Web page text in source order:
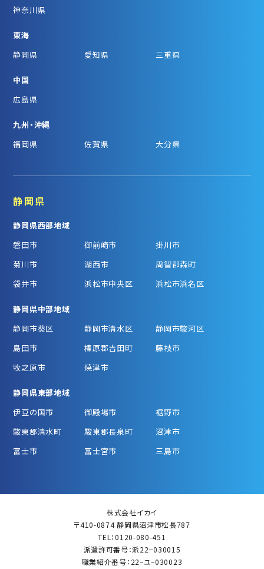
神奈川県
東海
静岡県
愛知県 三重県
中国
広島県
九州・沖縄
福岡県
佐賀県 大分県
静岡県
静岡県西部地域
磐田市
御前崎市
掛川市
菊川市
湖西市
周智郡森町
袋井市
浜松市中央区 浜松市浜名区
静岡県中部地域
静岡市葵区
静岡市清水区
静岡市駿河区
島田市
榛原郡吉田町
藤枝市
牧之原市
焼津市
静岡県東部地域
伊豆の国市
御殿場市
裾野市
駿東郡清水町
駿東郡長泉町
沼津市
富士市
富士宮市 三島市
株式会社イカイ
〒410-0874 静岡県沼津市松長787
TEL：0120-080-451
派遣許可番号：派22−030015
職業紹介番号：22–ユ–030023